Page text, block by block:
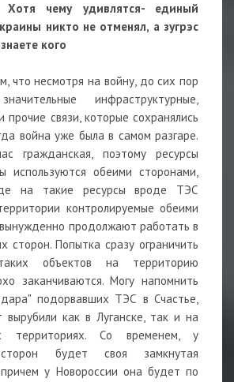
чему удивлятся- единый
никто не отменял, а зугрэс
кого
что несмотря на войну, до сих пор
инфраструктурные,
прочие связи, которые сохранялись
война уже была в самом разгаре.
гражданская, поэтому ресурсы
используются обеими сторонами,
на такие ресурсы вроде ТЭС
контролируемые обеими
продолжают работать в
сторон. Попытка сразу ограничить
объектов на территорию
заканчиваются. Могу напомнить
подорвавших ТЭС в Счастье,
вырубили как в Луганске, так и на
территориях. Со временем, у
будет своя замкнутая
причем у Новороссии она будет по